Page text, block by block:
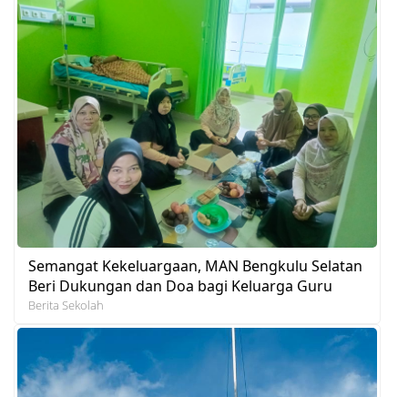
Semangat Kekeluargaan, MAN Bengkulu Selatan
Beri Dukungan dan Doa bagi Keluarga Guru
Berita Sekolah